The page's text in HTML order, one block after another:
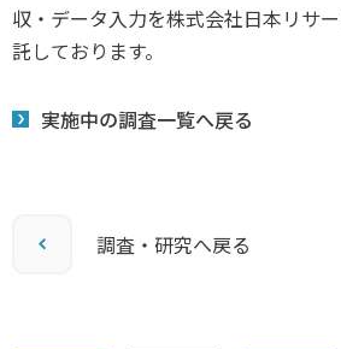
収・データ入力を株式会社日本リサ
託しております。
実施中の調査一覧へ戻る
調査・研究へ戻る